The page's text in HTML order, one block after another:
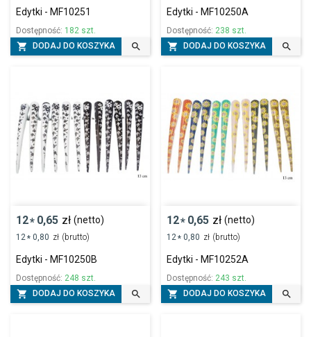
Edytki - MF10251
Dostępność: 182 szt.
 DODAJ DO KOSZYKA 
Edytki - MF10250A
Dostępność: 238 szt.
 DODAJ DO KOSZYKA 
12* 0,65 zł (netto)
12 * 0,80 zł (brutto)
Edytki - MF10250B
Dostępność: 248 szt.
 DODAJ DO KOSZYKA 
12* 0,65 zł (netto)
12 * 0,80 zł (brutto)
Edytki - MF10252A
Dostępność: 243 szt.
 DODAJ DO KOSZYKA 